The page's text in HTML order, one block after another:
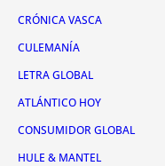
CRÓNICA VASCA
CULEMANÍA
LETRA GLOBAL
ATLÁNTICO HOY
CONSUMIDOR GLOBAL
HULE & MANTEL